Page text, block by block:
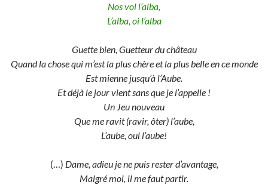
Nos vol l’alba,
L’alba, oi l’alba
Guette bien, Guetteur du château
Quand la chose qui m’est la plus chère et la plus belle en ce monde
Est mienne jusqu’à l’Aube.
Et déjà le jour vient sans que je l’appelle !
Un Jeu nouveau
Que me ravit (ravir, ôter) l’aube,
L’aube, oui l’aube!
(…) Dame, adieu je ne puis rester d’avantage,
Malgré moi, il me faut partir.